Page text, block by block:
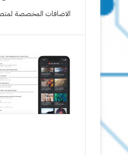
الاضافات المخصصة